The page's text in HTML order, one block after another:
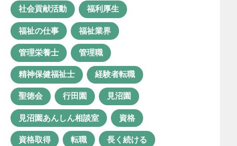
新卒 新棟
日中サービス支援型
未経験転職
栄養管理 活動
特別支援学校 理学療法士
生活支援員 生産活動
相談支援 相談支援事業
社会貢献活動 福利厚生
福祉の仕事 福祉業界
管理栄養士 管理職
精神保健福祉士 経験者転職
聖徳会 行田園 見沼園
見沼園あんしん相談室 資格
資格取得 転職 長く続ける